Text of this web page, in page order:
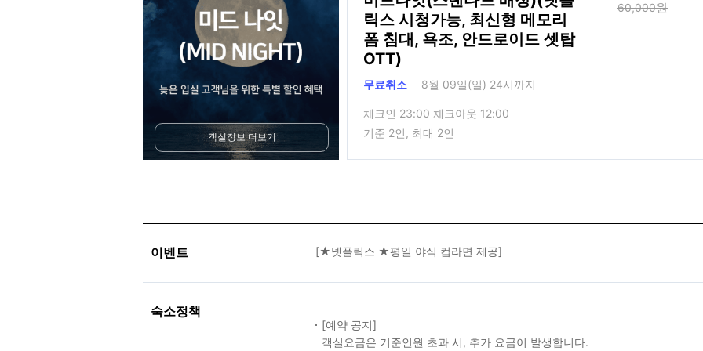
객실정보 더보기
릭스 시청가능, 최신형 메모리
폼 침대, 욕조, 안드로이드 셋탑
OTT)
무료취소 8월 09일(일) 24시까지
체크인 23:00 체크아웃 12:00
기준 2인, 최대 2인
60,000
이벤트 [★넷플릭스 ★평일 야식 컵라면 제공]
숙소정책
[예약 공지]
객실요금은 기준인원 초과 시, 추가 요금이 발생합니다.